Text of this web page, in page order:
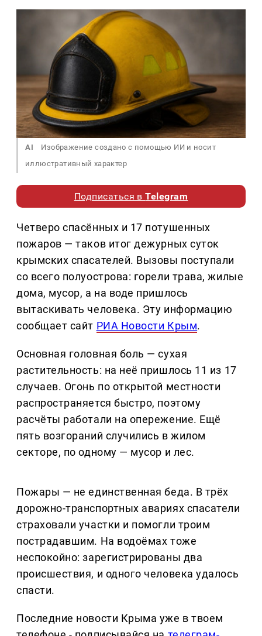
AI
Изображение создано с помощью ИИ и носит
иллюстративный характер
Подписаться вTelegram
Четверо спасённых и 17 потушенных
пожаров — таков итог дежурных суток
крымских спасателей. Вызовы поступали
со всего полуострова: горели трава, жилые
дома, мусор, а на воде пришлось
вытаскивать человека. Эту информацию
сообщает сайт РИА Новости Крым.
Основная головная боль — сухая
растительность: на неё пришлось 11 из 17
случаев. Огонь по открытой местности
распространяется быстро, поэтому
расчёты работали на опережение. Ещё
пять возгораний случились в жилом
секторе, по одному — мусор и лес.
Пожары — не единственная беда. В трёх
дорожно-транспортных авариях спасатели
страховали участки и помогли троим
пострадавшим. На водоёмах тоже
неспокойно: зарегистрированы два
происшествия, и одного человека удалось
спасти.
Последние новости Крыма уже в твоем